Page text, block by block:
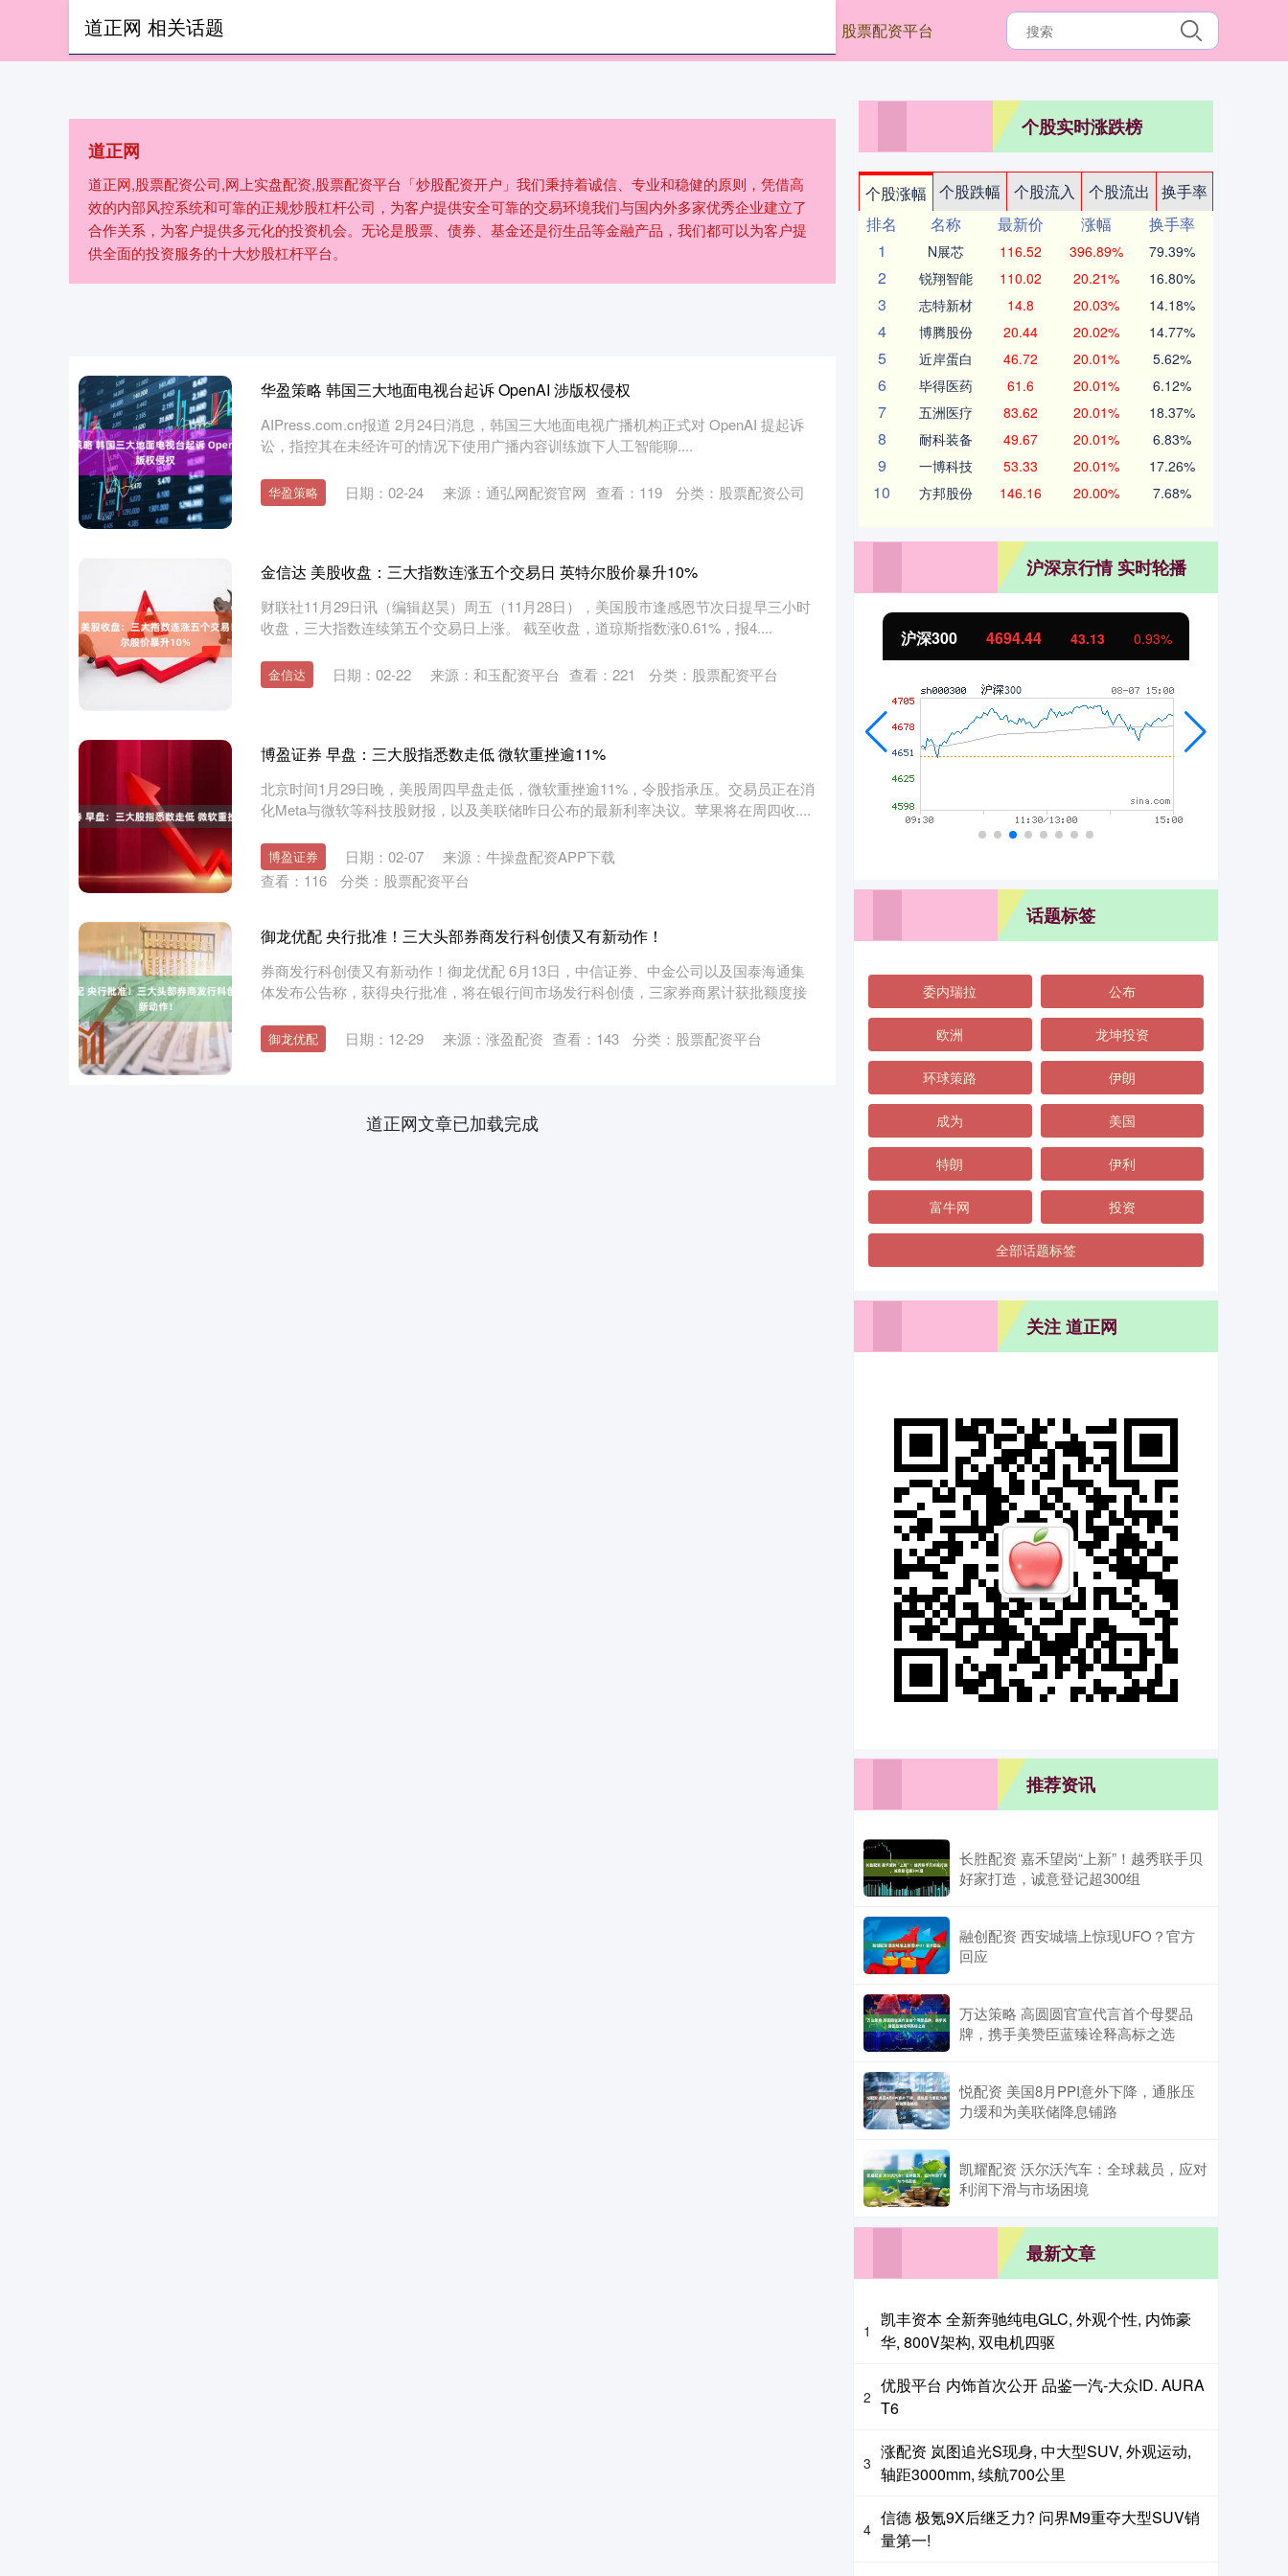
股票配资平台
道正网
道正网,股票配资公司,网上实盘配资,股票配资平台「炒股配资开户」我们秉持着诚信、专业和稳健的原则，凭借高
效的内部风控系统和可靠的正规炒股杠杆公司，为客户提供安全可靠的交易环境我们与国内外多家优秀企业建立了
合作关系，为客户提供多元化的投资机会。无论是股票、债券、基金还是衍生品等金融产品，我们都可以为客户提
供全面的投资服务的十大炒股杠杆平台。
道正网 相关话题
华盈策略 韩国三大地面电视台起诉 OpenAI 涉版权侵权
AIPress.com.cn报道 2月24日消息，韩国三大地面电视广播机构正式对 OpenAI 提起诉
讼，指控其在未经许可的情况下使用广播内容训练旗下人工智能聊....
华盈策略 日期：02-24 来源：通弘网配资官网 查看： 119 分类： 股票配资公司
金信达 美股收盘：三大指数连涨五个交易日 英特尔股价暴升10%
财联社11月29日讯（编辑赵昊）周五（11月28日），美国股市逢感恩节次日提早三小时
收盘，三大指数连续第五个交易日上涨。 截至收盘，道琼斯指数涨0.61%，报4....
金信达 日期：02-22 来源：和玉配资平台 查看： 221 分类： 股票配资平台
博盈证券 早盘：三大股指悉数走低 微软重挫逾11%
北京时间1月29日晚，美股周四早盘走低，微软重挫逾11%，令股指承压。交易员正在消
化Meta与微软等科技股财报，以及美联储昨日公布的最新利率决议。苹果将在周四收....
博盈证券 日期：02-07
来源：牛操盘配资APP下载
查看： 116 分类： 股票配资平台
御龙优配 央行批准！三大头部券商发行科创债又有新动作！
券商发行科创债又有新动作！御龙优配 6月13日，中信证券、中金公司以及国泰海通集
体发布公告称，获得央行批准，将在银行间市场发行科创债，三家券商累计获批额度接
御龙优配 日期：12-29 来源：涨盈配资 查看： 143 分类： 股票配资平台
道正网文章已加载完成
个股实时涨跌榜
个股涨幅 个股跌幅 个股流入 个股流出
换手率
排名
名称 最新价 涨幅
换手率
1
N展芯 116.52 396.89% 79.39%
2 锐翔智能 110.02 20.21% 16.80%
3 志特新材 14.8 20.03% 14.18%
4 博腾股份 20.44 20.02% 14.77%
5 近岸蛋白 46.72 20.01% 5.62%
6 毕得医药 61.6 20.01% 6.12%
7 五洲医疗 83.62 20.01% 18.37%
8 耐科装备 49.67 20.01% 6.83%
9 一博科技 53.33 20.01% 17.26%
10 方邦股份 146.16 20.00% 7.68%
沪深京行情 实时轮播
2.13% 上证指数 3940.04 39.68 1.02% 深证成指 14311.01 200.89 沪深300 4694.44 43.13 0.93%
话题标签
委内瑞拉 公布
欧洲 龙坤投资
环球策路 伊朗
成为 美国
特朗 伊利
富牛网 投资
全部话题标签
关注 道正网
推荐资讯
长胜配资 嘉禾望岗“上新”！越秀联手贝
好家打造，诚意登记超300组
融创配资 西安城墙上惊现UFO？官方
回应
万达策略 高圆圆官宣代言首个母婴品
牌，携手美赞臣蓝臻诠释高标之选
悦配资 美国8月PPI意外下降，通胀压
力缓和为美联储降息铺路
凯耀配资 沃尔沃汽车：全球裁员，应对
利润下滑与市场困境
最新文章
1
凯丰资本 全新奔驰纯电GLC, 外观个性, 内饰豪
华, 800V架构, 双电机四驱
2
优股平台 内饰首次公开 品鉴一汽-大众ID. AURA
T6
3
涨配资 岚图追光S现身, 中大型SUV, 外观运动,
轴距3000mm, 续航700公里
4
信德 极氪9X后继乏力? 问界M9重夺大型SUV销
量第一!